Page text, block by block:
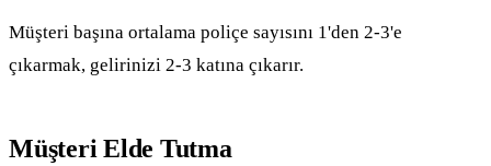
Müşteri başına ortalama poliçe sayısını 1'den 2-3'e
çıkarmak, gelirinizi 2-3 katına çıkarır.
Müşteri Elde Tutma